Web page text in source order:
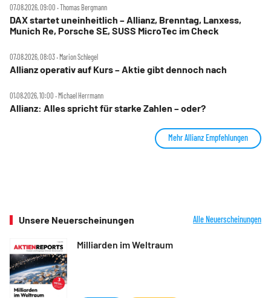
07.08.2026, 09:00 ‧ Thomas Bergmann
DAX startet uneinheitlich – Allianz, Brenntag, Lanxess,
Munich Re, Porsche SE, SUSS MicroTec im Check
07.08.2026, 08:03 ‧ Marion Schlegel
Allianz operativ auf Kurs – Aktie gibt dennoch nach
01.08.2026, 10:00 ‧ Michael Herrmann
Allianz: Alles spricht für starke Zahlen – oder?
Mehr Allianz Empfehlungen
Unsere Neuerscheinungen Alle Neuerscheinungen
Milliarden im Weltraum